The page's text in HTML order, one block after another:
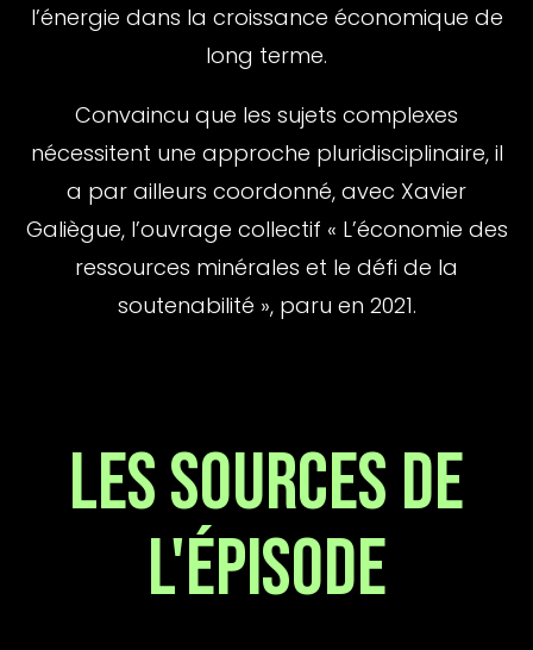
l’énergie dans la croissance économique de
long terme.
Convaincu que les sujets complexes
nécessitent une approche pluridisciplinaire, il
a par ailleurs coordonné, avec Xavier
Galiègue, l’ouvrage collectif « L’économie des
ressources minérales et le défi de la
soutenabilité », paru en 2021.
LES SOURCES DE
L'ÉPISODE